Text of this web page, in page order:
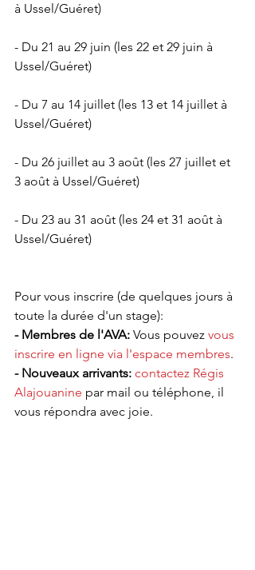
à Ussel/Guéret)
- Du 21 au 29 juin (les 22 et 29 juin à
Ussel/Guéret)
- Du 7 au 14 juillet (les 13 et 14 juillet à
Ussel/Guéret)
- Du 26 juillet au 3 août (les 27 juillet et
3 août à Ussel/Guéret)
- Du 23 au 31 août (les 24 et 31 août à
Ussel/Guéret)
Pour vous inscrire (de quelques jours à
toute la durée d'un stage):
- Membres de l'AVA: Vous pouvez vous
inscrire en ligne via l'espace membres.
- Nouveaux arrivants: contactez Régis
Alajouanine par mail ou téléphone, il
vous répondra avec joie.